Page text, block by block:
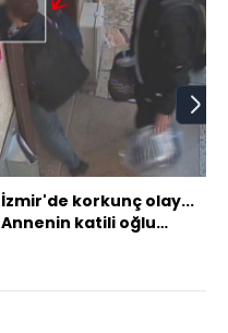
İzmir'de korkunç olay...
Annenin katili oğlu